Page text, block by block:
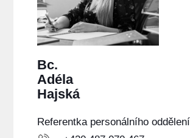
Bc.
Adéla
Hajská
Referentka personálního oddělení